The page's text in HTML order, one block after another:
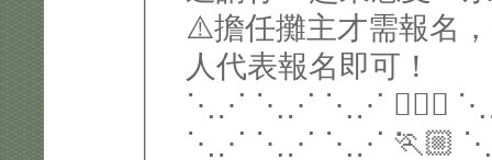
⚠️擔任攤主才需報名
人代表報名即可！
⋱⋰ ⋱⋰ ⋱⋰ 🏃🏻‍♀️
⋱⋰ ⋱⋰ ⋱⋰ 🏃🏼